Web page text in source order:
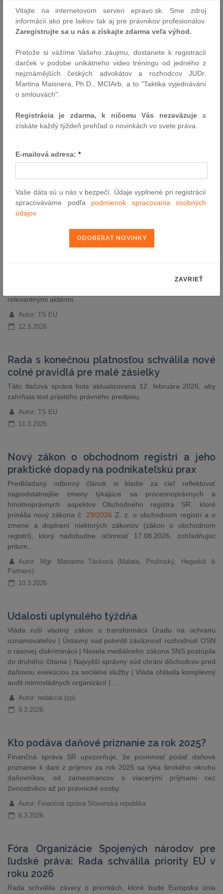
Zákon o umelej inteligencii vstúpil do medzirezortného
pripomienkového konania |Transpozícia smernice o
transparentnosti odmeňovania napreduje pred termínom |…
16.3.2026
Európsky parlament podporuje práva
cestujúcich v leteckej doprave
Poslanci chcú zachovať právo cestujúcich na kompenzáciu za
trojhodinové meškanie a zároveň presadzovať jednoduchšie
Autor: TS EP
13.3.2026
Ochrana spotrebiteľa: Rada vyzýva na
silnejšie záruky, udržateľnú spotrebu, lepšie
presadzovania práva a zjednodušenie
Rada schválila závery, v ktorých sa Komisii poskytujú usmernenia
(najmä online), podporu udržateľnej spotreby, lepšie
relevantnými aktérmi.
Autor: TS EU
12.3.2026
Rada s konečnou platnosťou schválila nové
colné pravidlá pre malé zásielky
Táto tlačová správa bola aktualizovaná 12. februára 2026, aby
zahŕňala text prijatého právneho predpisu.
Autor: TS EU
11.3.2026
Nový zákon o obchodnom registri a jeho
praktické dopady na podnikateľskú prax
Predkladaný odborný článok si kladie za cieľ reflektovať
najpodstatnejšie zmeny týkajúce sa procesnoprávnych a
hmotnoprávnych aspektov Obchodného registra SR, ktoré
prináša nový zákona č. 29/2026 Z. z. o obchodnom registri a o
zmene a doplnení niektorých zákonov (zákon o obchodnom
registri), ktorý nadobudne účinnosť 17.08.2026, zohľadňujúc
pritom…
Autor: Mgr. Marianna Tásková (Malata, Pružinský, Hegedüš &
Partners)
10.3.2026
Udalosti uplynulého týždňa
Vláda ruší vlastný zákon o transformácii Úradu na ochranu
oznamovateľov | Ústavný súd potvrdil záväznosť rozhodnutí OSN
o rasovej diskriminácii | Novela mediálneho zákona SNS postúpila
do druhého čítania | Najvyšší správny súd chráni dôchodcov pred
daňovou exekúciou za sociálne služby | Vláda ohlásila komplexný
audit mimovládnych organizácií |…
Autor: redakcia (sp)
9.3.2026
Kto podáva daňové priznanie za rok 2025?
Finančná správa SR upozorňuje, že povinnosť podať daňové
priznanie k dani z príjmov za rok 2025 sa týka širokého okruhu
daňovníkov, od zamestnancov s viacerými príjmami cez
živnostníkov až po právnické osoby.
Autor: Finančná správa Slovenská republika
6.3.2026
Fóra Organizácie Spojených národov pre
ľudské práva: Rada schválila priority EÚ v
roku 2026
Rada schválila závery o prioritách, ktoré bude Európska únia
Vitajte na internetovom serveri epravo.sk. Sme zdroj
informácií ako pre laikov tak aj pre právnikov profesionálov.
Zaregistrujte sa u nás a získajte zdarma veľa výhod.
Pretože si vážíme Vašeho záujmu, dostanete k registracií
darček v podobe unikátneho video tréningu od jedného z
nejznámějších českých advokátov a rozhodcov JUDr.
Martina Maisnera, Ph.D., MCIArb, a to "Taktika vyjednávání
o smlouvách".
Registrácia je zdarma, k ničomu Vás nezaväzujea
získáte každý týždeň prehľad o novinkách vo svete práva.
E-mailová adresa: *
Vaše dáta sú u nás v bezpečí. Údaje vyplnené pri registrácií
spracováváme podľa podmienok spracovania osobných
údajov
ZAVRIEŤ